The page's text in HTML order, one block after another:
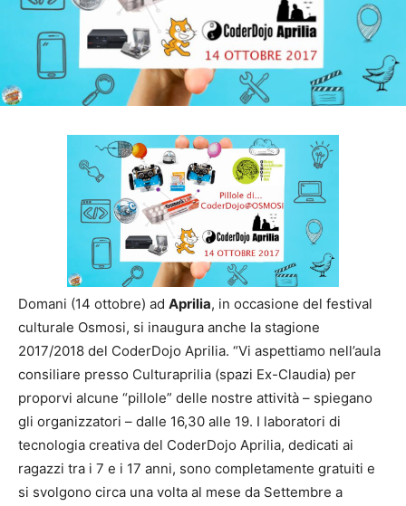
Domani (14 ottobre) ad Aprilia, in occasione del festival
culturale Osmosi, si inaugura anche la stagione
2017/2018 del CoderDojo Aprilia. “Vi aspettiamo nell’aula
consiliare presso Culturaprilia (spazi Ex-Claudia) per
proporvi alcune “pillole” delle nostre attività – spiegano
gli organizzatori – dalle 16,30 alle 19. I laboratori di
tecnologia creativa del CoderDojo Aprilia, dedicati ai
ragazzi tra i 7 e i 17 anni, sono completamente gratuiti e
si svolgono circa una volta al mese da Settembre a